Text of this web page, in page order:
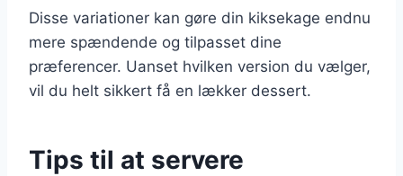
Disse variationer kan gøre din kiksekage endnu
mere spændende og tilpasset dine
præferencer. Uanset hvilken version du vælger,
vil du helt sikkert få en lækker dessert.
Tips til at servere